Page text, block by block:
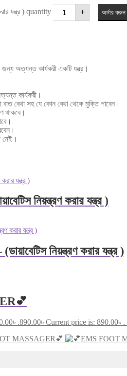
যন্ত্র ) quantity + অর্ডার করুন
জন্য অত্যন্ত কার্যকরী একটি যন্ত্র।
কার্যকরী।
বাত বেথা সহ যে কোন বেথা থেকে মুক্তি পাবেন।
থাকবে।
নেই।
নিয়ন্ত্রণ করার যন্ত্র )
নিয়ন্ত্রণ করার যন্ত্র )
.890.00৳ Current price is: 890.00৳ .
MASSAGER💕